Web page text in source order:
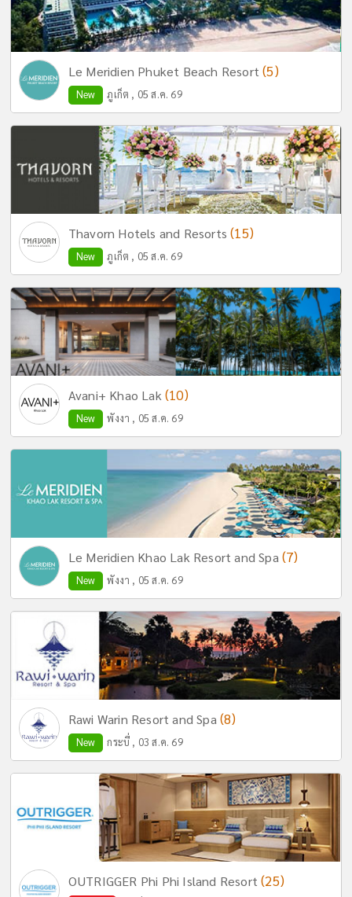
Le Meridien Phuket Beach Resort(5)
New ภูเก็ต , 05 ส.ค. 69
Thavorn Hotels and Resorts(15)
New ภูเก็ต , 05 ส.ค. 69
Avani+ Khao Lak (10)
New พังงา , 05 ส.ค. 69
Le Meridien Khao Lak Resort and Spa (7)
New พังงา , 05 ส.ค. 69
Rawi Warin Resort and Spa (8)
New กระบี่ , 03 ส.ค. 69
OUTRIGGER Phi Phi Island Resort(25)